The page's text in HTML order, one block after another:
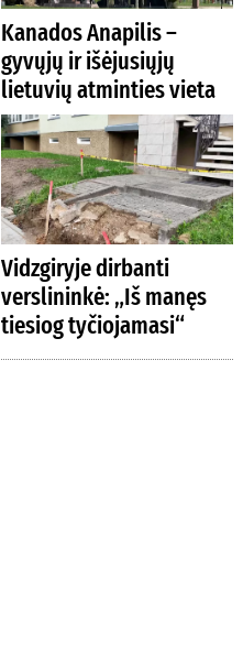
Kanados Anapilis –
gyvųjų ir išėjusiųjų
lietuvių atminties vieta
Vidzgiryje dirbanti
verslininkė: „Iš manęs
tiesiog tyčiojamasi“